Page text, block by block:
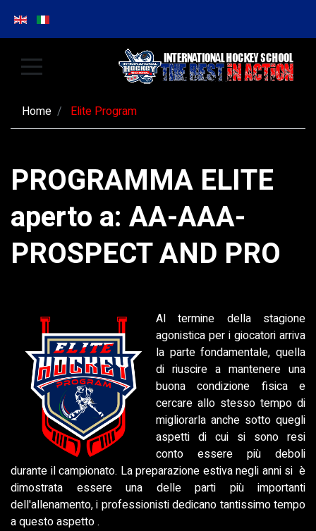
Home Elite Program
PROGRAMMA ELITE
aperto a: AA-AAA-
PROSPECT AND PRO
Al termine della stagione
agonistica per i giocatori arriva
la parte fondamentale, quella
di riuscire a mantenere una
buona condizione fisica e
cercare allo stesso tempo di
migliorarla anche sotto quegli
aspetti di cui si sono resi
conto essere più deboli
durante il campionato. La preparazione estiva negli anni si è
dimostrata essere una delle parti più importanti
dell'allenamento, i professionisti dedicano tantissimo tempo
a questo aspetto .